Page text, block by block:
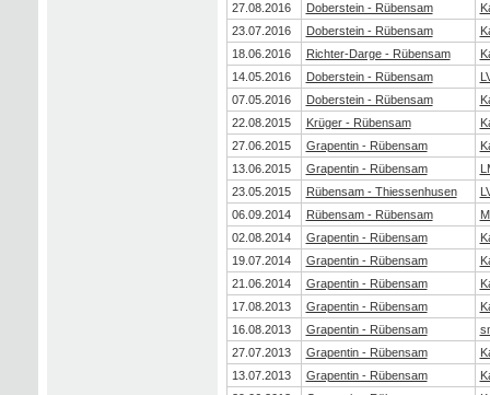
27.08.2016
Doberstein - Rübensam
23.07.2016
Doberstein - Rübensam
18.06.2016
Richter-Darge - Rübensam
14.05.2016
Doberstein - Rübensam
07.05.2016
Doberstein - Rübensam
22.08.2015
Krüger - Rübensam
27.06.2015
Grapentin - Rübensam
13.06.2015
Grapentin - Rübensam
23.05.2015
Rübensam - Thiessenhusen
06.09.2014
Rübensam - Rübensam
02.08.2014
Grapentin - Rübensam
19.07.2014
Grapentin - Rübensam
21.06.2014
Grapentin - Rübensam
17.08.2013
Grapentin - Rübensam
16.08.2013
Grapentin - Rübensam
27.07.2013
Grapentin - Rübensam
13.07.2013
Grapentin - Rübensam